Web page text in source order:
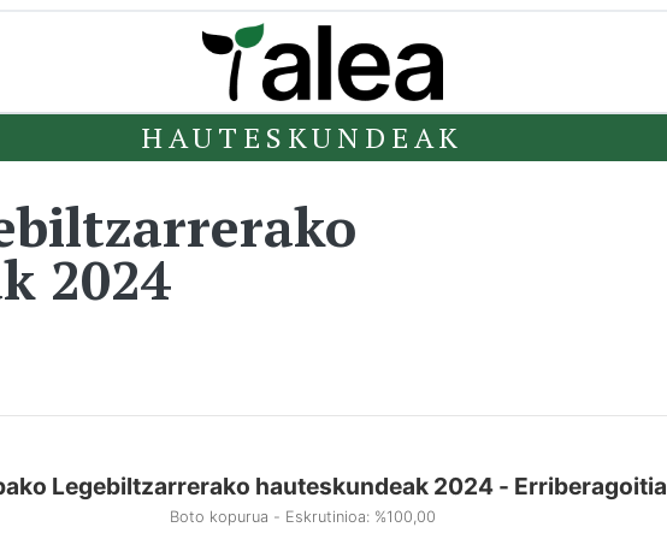
HAUTESKUNDEAK
2024
Legebiltzarrerako hauteskundeak 2024 - Erriberagoitia
Boto kopurua - Eskrutinioa: %100,00